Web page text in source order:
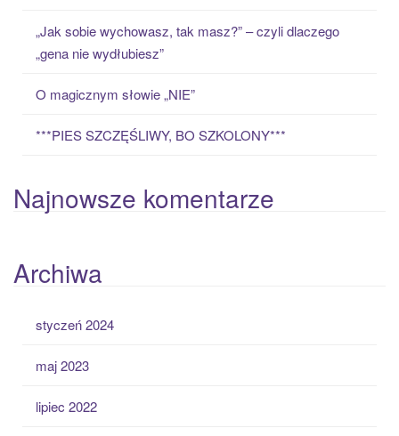
„Jak sobie wychowasz, tak masz?” – czyli dlaczego
„gena nie wydłubiesz”
O magicznym słowie „NIE”
***PIES SZCZĘŚLIWY, BO SZKOLONY***
Najnowsze komentarze
Archiwa
styczeń 2024
maj 2023
lipiec 2022